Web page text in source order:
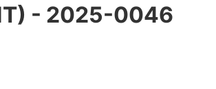
- 2025-0046